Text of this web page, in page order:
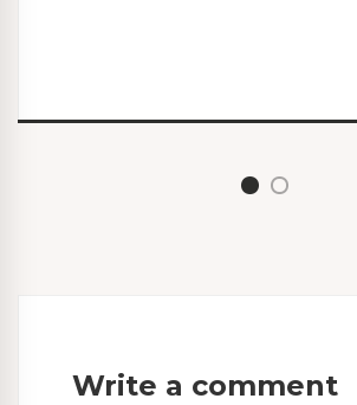
Write a comment